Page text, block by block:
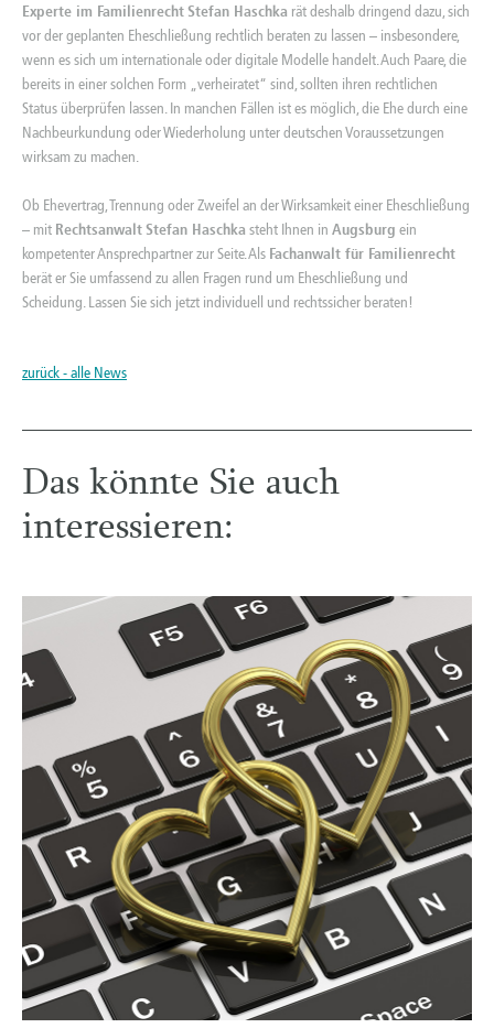
Experte im FamilienrechtStefan Haschka rät deshalb dringend dazu, sich
vor der geplanten Eheschließung rechtlich beraten zu lassen – insbesondere,
wenn es sich um internationale oder digitale Modelle handelt. Auch Paare, die
bereits in einer solchen Form „verheiratet“ sind, sollten ihren rechtlichen
Status überprüfen lassen. In manchen Fällen ist es möglich, die Ehe durch eine
Nachbeurkundung oder Wiederholung unter deutschen Voraussetzungen
wirksam zu machen.
Ob Ehevertrag, Trennung oder Zweifel an der Wirksamkeit einer Eheschließung
– mit RechtsanwaltStefan Haschka steht Ihnen in Augsburg ein
kompetenter Ansprechpartner zur Seite. Als Fachanwalt für Familienrecht
berät er Sie umfassend zu allen Fragen rund um Eheschließung und
Scheidung. Lassen Sie sich jetzt individuell und rechtssicher beraten!
zurück - alle News
Das könnte Sie auch
interessieren: